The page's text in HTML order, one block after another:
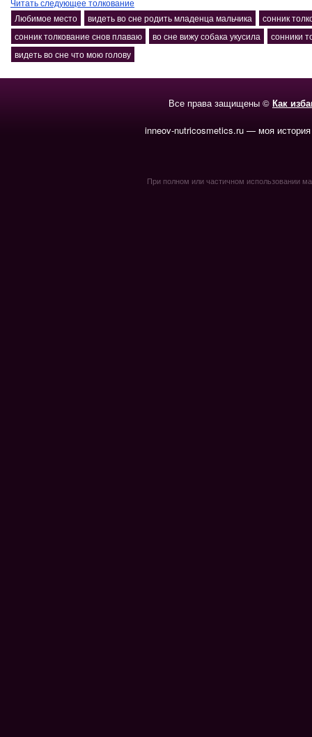
Читать следующее толкование
Любимое место
видеть во сне родить младенца мальчика
сонник
сонник толкование снов плаваю
во сне вижу собака укусила
сонники
видеть во сне что мою голову
Все права защищены © Как
inneov-nutricosmetics.ru — моя
При полном или частичном использовании